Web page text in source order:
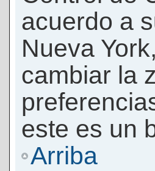
acuerdo a
Nueva
cambiar la
este es un
Arriba